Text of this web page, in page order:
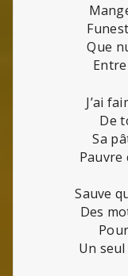
Que
J’ai
De
Sa
Pauvre
Sauve
Des
Un seul